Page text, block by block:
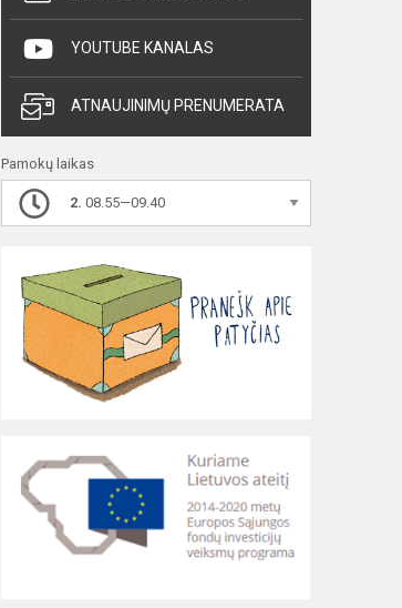
YOUTUBE KANALAS
ATNAUJINIMŲ PRENUMERATA
Pamokų laikas
2. 08.55—09.40